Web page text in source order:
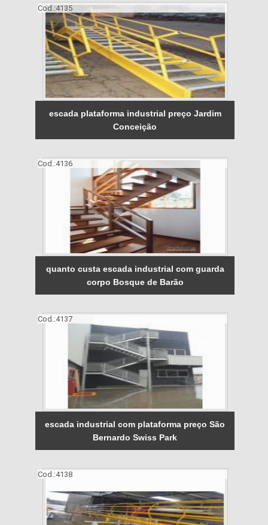
Cod.:4135
escada plataforma industrial preço Jardim
Conceição
Cod.:4136
quanto custa escada industrial com guarda
corpo Bosque de Barão
Cod.:4137
escada industrial com plataforma preço São
Bernardo Swiss Park
Cod.:4138